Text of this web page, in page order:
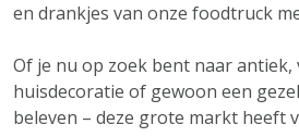
en drankjes van onze foodtruck
Of je nu op zoek bent naar antiek,
huisdecoratie of gewoon een
beleven – deze grote markt heeft